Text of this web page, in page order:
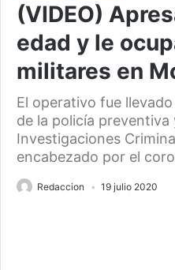
(VIDEO)
edad y le
militares en
El operativo fue
de la policía
Investigaciones
encabezado por el
Redaccion 19 julio 2020